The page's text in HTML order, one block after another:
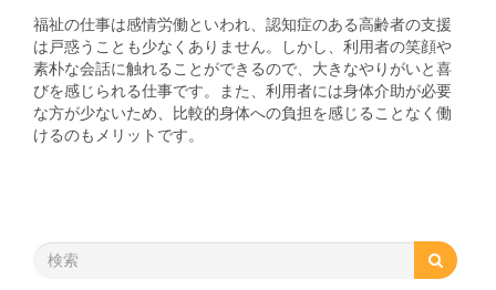
福祉の仕事は感情労働といわれ、認知症のある高齢者の支援
は戸惑うことも少なくありません。しかし、利用者の笑顔や
素朴な会話に触れることができるので、大きなやりがいと喜
びを感じられる仕事です。また、利用者には身体介助が必要
な方が少ないため、比較的身体への負担を感じることなく働
けるのもメリットです。